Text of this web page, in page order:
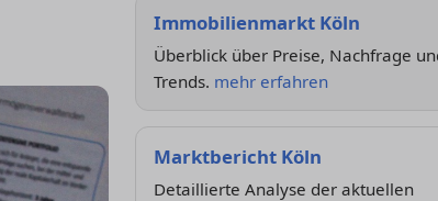
Immobilienmarkt Köln
Überblick über Preise, Nachfrage
Trends. mehr erfahren
Marktbericht Köln
Detaillierte Analyse der aktuellen